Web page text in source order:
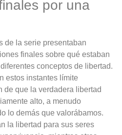
por una
de la serie presentaban
finales sobre qué estaban
conceptos de libertad.
estos instantes límite
de que la verdadera libertad
alto, a menudo
lo demás que valorábamos.
la libertad para sus seres